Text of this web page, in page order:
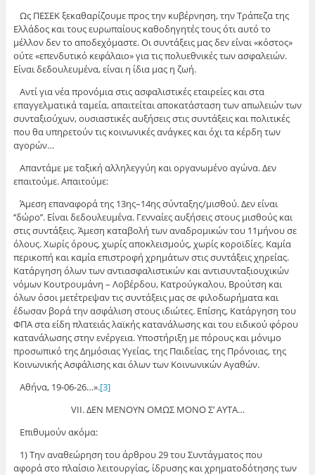
Ως ΠΕΣΕΚ ξεκαθαρίζουμε προς την κυβέρνηση, την Τράπεζα της
Ελλάδος και τους ευρωπαίους καθοδηγητές τους ότι αυτό το
μέλλον δεν το αποδεχόμαστε. Οι συντάξεις μας δεν είναι «κόστος»
ούτε «επενδυτικό κεφάλαιο» για τις πολυεθνικές των ασφαλειών.
Είναι δεδουλευμένα, είναι η ίδια μας η ζωή.
Αντί για νέα προνόμια στις ασφαλιστικές εταιρείες και στα
επαγγελματικά ταμεία, απαιτείται αποκατάσταση των απωλειών των
συνταξιούχων, ουσιαστικές αυξήσεις στις συντάξεις και πολιτικές
που θα υπηρετούν τις κοινωνικές ανάγκες και όχι τα κέρδη των
αγορών…
Απαντάμε με ταξική αλληλεγγύη και οργανωμένο αγώνα. Δεν
επαιτούμε. Απαιτούμε:
Άμεση επαναφορά της 13ης–14ης σύνταξης/μισθού. Δεν είναι
‘’δώρο’’. Είναι δεδουλευμένα. Γενναίες αυξήσεις στους μισθούς και
στις συντάξεις. Άμεση καταβολή των αναδρομικών του 11μήνου σε
όλους. Χωρίς όρους, χωρίς αποκλεισμούς, χωρίς κοροϊδίες. Καμία
περικοπή και καμία επιστροφή χρημάτων στις συντάξεις χηρείας.
Κατάργηση όλων των αντιασφαλιστικών και αντισυνταξιουχικών
νόμων Κουτρουμάνη – Λοβέρδου, Κατρούγκαλου, Βρούτση και
όλων όσοι μετέτρεψαν τις συντάξεις μας σε φιλοδωρήματα και
έδωσαν βορά την ασφάλιση στους ιδιώτες. Επίσης, Κατάργηση του
ΦΠΑ στα είδη πλατειάς λαϊκής κατανάλωσης και του ειδικού φόρου
κατανάλωσης στην ενέργεια. Υποστήριξη με πόρους και μόνιμο
προσωπικό της Δημόσιας Υγείας, της Παιδείας, της Πρόνοιας, της
Κοινωνικής Ασφάλισης και όλων των Κοινωνικών Αγαθών.
Αθήνα, 19-06-26…».[3]
VII. ΔΕΝ ΜΕΝΟΥΝ ΟΜΩΣ ΜΟΝΟ Σ’ ΑΥΤΑ…
Επιθυμούν ακόμα:
1) Την αναθεώρηση του άρθρου 29 του Συντάγματος που
αφορά στο πλαίσιο λειτουργίας, ίδρυσης και χρηματοδότησης των